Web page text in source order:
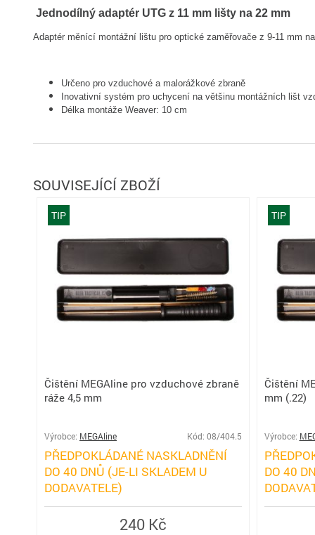
Jednodílný adaptér UTG z 11 mm lišty na 22 mm
Adaptér měnící montážní lištu pro optické zaměřovače z 9-11 mm
Určeno pro vzduchové a malorážkové zbraně
Inovativní systém pro uchycení na většinu montážních lišt
Délka montáže Weaver: 10 cm
SOUVISEJÍCÍ ZBOŽÍ
TIP
Čištění MEGAline pro vzduchové zbraně
ráže 4,5 mm
Výrobce: MEGAline Kód: 08/404.5
PŘEDPOKLÁDANÉ NASKLADNĚNÍ
DO 40 DNŮ (JE-LI SKLADEM U
DODAVATELE)
240 Kč
TIP
Čištění
mm (.22)
Výrobce:
DO 40